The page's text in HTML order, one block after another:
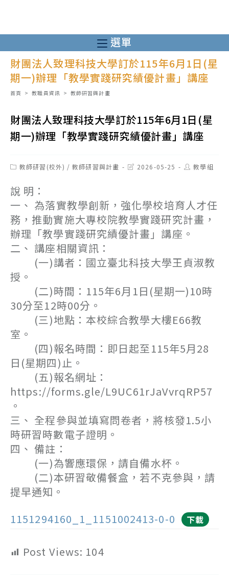
至
主
內
選單
財團法人致理科技大學訂於115年6月1日(星
期一)辦理「教學實踐研究績優計畫」講座
首頁 > 教職員資訊 > 教師研習與計畫
財團法人致理科技大學訂於115年6月1日(星
期一)辦理「教學實踐研究績優計畫」講座
Post教師研習(校外) / 教師研習與計畫
Post2026-05-25
Post教學組
說 明：
一、 為落實教學創新，強化學校培育人才任
務，推動實施大專校院教學實踐研究計畫，
辦理「教學實踐研究績優計畫」講座。
二、 講座相關資訊：
(一)講者：國立臺北科技大學王貞淑教
授。
(二)時間：115年6月1日(星期一)10時
30分至12時00分。
(三)地點：本校綜合教學大樓E66教
室。
(四)報名時間：即日起至115年5月28
日(星期四)止。
(五)報名網址：
https://forms.gle/L9UC61rJaVvrqRP57
。
三、 全程參與並填寫問卷者，將核發1.5小
時研習時數電子證明。
四、 備註：
(一)為響應環保，請自備水杯。
(二)本研習敬備餐盒，若不克參與，請
提早通知。
1151294160_1_1151002413-0-0
下載
Post Views: 104